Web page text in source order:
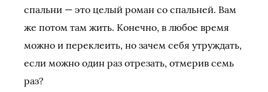
спальни — это целый роман со спальней. Вам
же потом там жить. Конечно, в любое время
можно и переклеить, но зачем себя утруждать,
если можно один раз отрезать, отмерив семь
раз?